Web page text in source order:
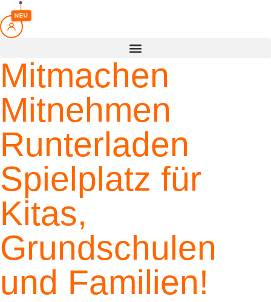
springen
NEU
Mitmachen
Mitnehmen
Runterladen
Spielplatz für
Kitas,
Grundschulen
und Familien!